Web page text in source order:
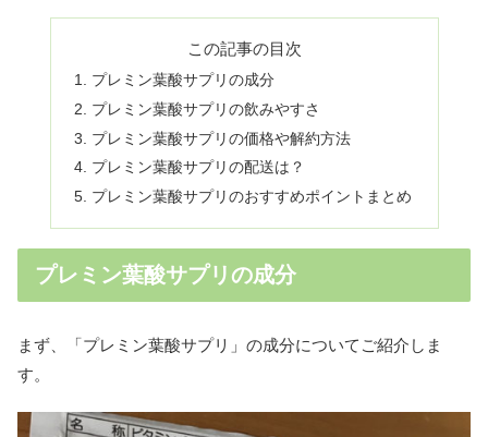
この記事の目次
プレミン葉酸サプリの成分
プレミン葉酸サプリの飲みやすさ
プレミン葉酸サプリの価格や解約方法
プレミン葉酸サプリの配送は？
プレミン葉酸サプリのおすすめポイントまとめ
プレミン葉酸サプリの成分
まず、「プレミン葉酸サプリ」の成分についてご紹介しま
す。